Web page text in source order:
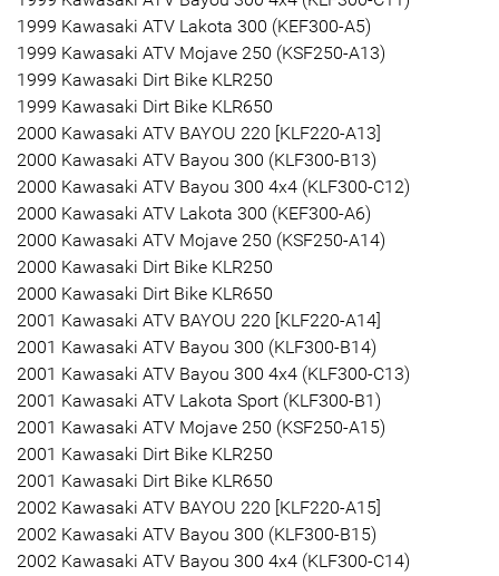
1999 Kawasaki ATV Lakota 300 (KEF300-A5)
1999 Kawasaki ATV Mojave 250 (KSF250-A13)
1999 Kawasaki Dirt Bike KLR250
1999 Kawasaki Dirt Bike KLR650
2000 Kawasaki ATV BAYOU 220 [KLF220-A13]
2000 Kawasaki ATV Bayou 300 (KLF300-B13)
2000 Kawasaki ATV Bayou 300 4x4 (KLF300-C12)
2000 Kawasaki ATV Lakota 300 (KEF300-A6)
2000 Kawasaki ATV Mojave 250 (KSF250-A14)
2000 Kawasaki Dirt Bike KLR250
2000 Kawasaki Dirt Bike KLR650
2001 Kawasaki ATV BAYOU 220 [KLF220-A14]
2001 Kawasaki ATV Bayou 300 (KLF300-B14)
2001 Kawasaki ATV Bayou 300 4x4 (KLF300-C13)
2001 Kawasaki ATV Lakota Sport (KLF300-B1)
2001 Kawasaki ATV Mojave 250 (KSF250-A15)
2001 Kawasaki Dirt Bike KLR250
2001 Kawasaki Dirt Bike KLR650
2002 Kawasaki ATV BAYOU 220 [KLF220-A15]
2002 Kawasaki ATV Bayou 300 (KLF300-B15)
2002 Kawasaki ATV Bayou 300 4x4 (KLF300-C14)